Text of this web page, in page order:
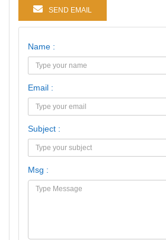
SEND EMAIL
Name :
Email :
Subject :
Msg :